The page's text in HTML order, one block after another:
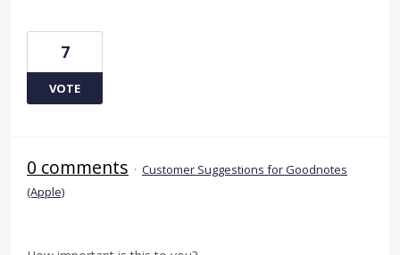
7
VOTE
0 comments · Customer Suggestions for Goodnotes
(Apple)